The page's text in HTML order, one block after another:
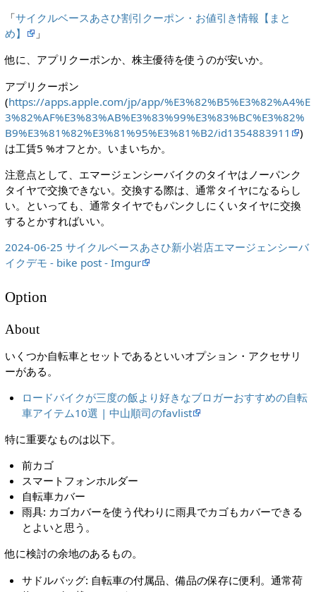
「サイクルベースあさひ割引クーポン・お値引き情報【まと
め】
」
他に、アプリクーポンか、株主優待を使うのが安いか。
アプリクーポン
(https://apps.apple.com/jp/app/%E3%82%B5%E3%82%A4%E
3%82%AF%E3%83%AB%E3%83%99%E3%83%BC%E3%82%
B9%E3%81%82%E3%81%95%E3%81%B2/id1354883911
)
は工賃5 %オフとか。いまいちか。
注意点として、エマージェンシーバイクのタイヤはノーパンク
タイヤで交換できない。交換する際は、通常タイヤになるらし
い。といっても、通常タイヤでもパンクしにくいタイヤに交換
するとかすればいい。
2024-06-25 サイクルベースあさひ新小岩店エマージェンシーバ
イクデモ - bike post - Imgur
Option
About
いくつか自転車とセットであるといいオプション・アクセサリ
ーがある。
ロードバイクが三度の飯より好きなブロガーおすすめの自転
車アイテム10選 | 中山順司のfavlist
特に重要なものは以下。
前カゴ
スマートフォンホルダー
自転車カバー
雨具: カゴカバーを使う代わりに雨具でカゴもカバーできる
とよいと思う。
他に検討の余地のあるもの。
サドルバッグ: 自転車の付属品、備品の保存に便利。通常荷